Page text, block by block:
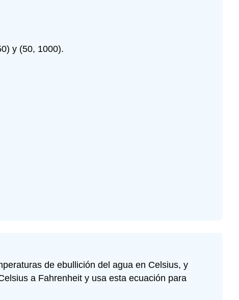
y (50, 1000).
de ebullición del agua en Celsius, y
a Fahrenheit y usa esta ecuación para